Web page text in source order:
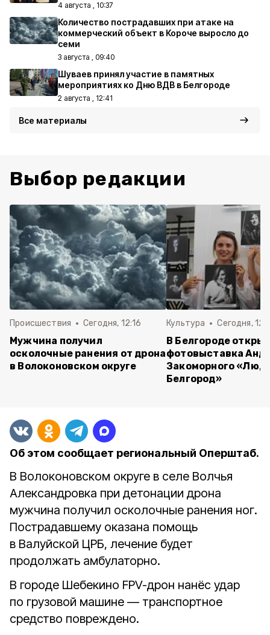
4 августа , 10:37
Количество пострадавших при атаке на
коммерческий объект в Короче выросло до
семи
3 августа , 09:40
Шуваев принял участие в памятных
мероприятиях ко Дню ВДВ в Белгороде
2 августа , 12:41
Все материалы
Выбор редакции
Происшествия Сегодня, 12:16
Мужчина получил
осколочные ранения от дрона
в Волоконовском округе
Культура Сегодня,
В Белгороде
фотовыставка
Закоморного
Белгород»
Об этом сообщает региональный Оперштаб.
В Волоконовском округе в селе Волчья
Александровка при детонации дрона
мужчина получил осколочные ранения ног.
Пострадавшему оказана помощь
в Валуйской ЦРБ, лечение будет
продолжать амбулаторно.
В городе Шебекино FPV-дрон нанёс удар
по грузовой машине — транспортное
средство повреждено.